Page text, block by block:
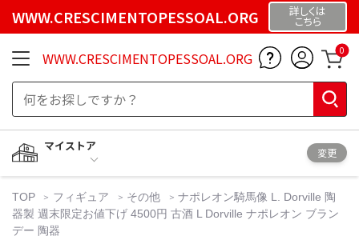
WWW.CRESCIMENTOPESSOAL.ORG 詳しくは
こちら
WWW.CRESCIMENTOPESSOAL.ORG 0
マイストア
変更
TOP フィギュア その他
ナポレオン騎馬像 L. Dorville 陶
器製 週末限定お値下げ 4500円 古酒 L Dorville ナポレオン ブラン
デー 陶器